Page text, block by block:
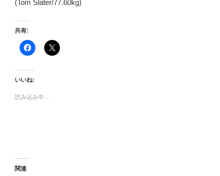
(Tom Slater/77.60kg)
共有:
F
a
b
o
o
で
ク
リ
いいね:
読み込み中…
関連